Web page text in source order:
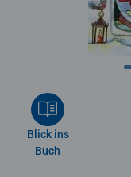
Blick ins
Buch